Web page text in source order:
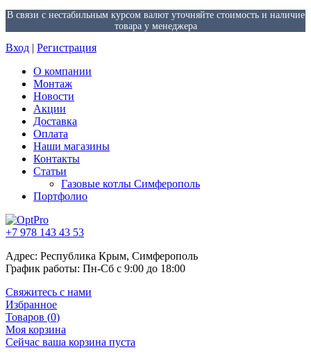
В связи с нестабильным курсом валют уточняйте стоимость и наличие
товара у менеджера
Вход | Регистрация
О компании
Монтаж
Новости
Акции
Доставка
Оплата
Наши магазины
Контакты
Статьи
Газовые котлы Симферополь
Портфолио
+7 978 143 43 53
Адрес: Республика Крым, Симферополь
График работы: Пн-Сб с 9:00 до 18:00
Свяжитесь с нами
Избранное
Товаров (0)
Моя корзина
Сейчас ваша корзина пуста